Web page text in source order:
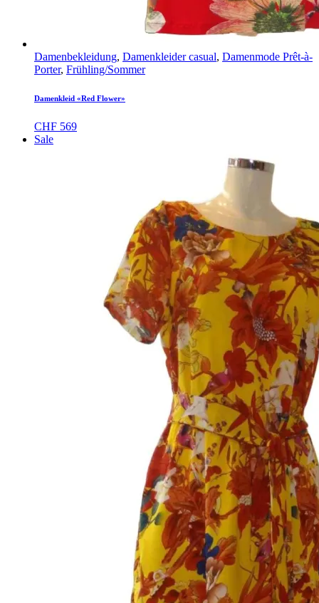
Damenbekleidung, Damenkleider casual, Damenmode Prêt-à-
Porter, Frühling/Sommer
Damenkleid «Red Flower»
CHF 569
Sale